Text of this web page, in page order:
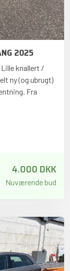
2025
Lille knallert /
ny (og ubrugt)
Fra
4.000 DKK
Nuværende bud